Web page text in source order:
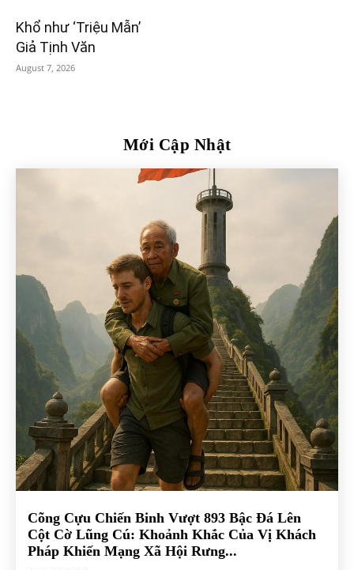
Khổ như ‘Triệu Mẫn’
Giả Tịnh Văn
August 7, 2026
Mới Cập Nhật
Cõng Cựu Chiến Binh Vượt 893 Bậc Đá Lên
Cột Cờ Lũng Cú: Khoảnh Khắc Của Vị Khách
Pháp Khiến Mạng Xã Hội Rưng...